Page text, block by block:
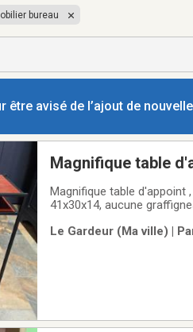
bureau
être avisé de l’ajout de
Magnifique table
Magnifique table d'appoint
41x30x14, aucune
Le Gardeur (Ma ville) |